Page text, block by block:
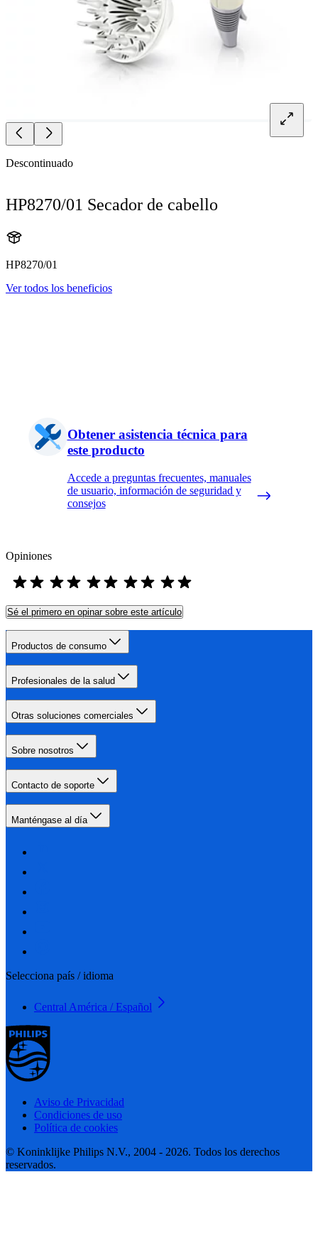
Descontinuado
HP8270/01 Secador de cabello
HP8270/01
Ver todos los beneficios
Obtener asistencia técnica para
este producto
Accede a preguntas frecuentes, manuales
de usuario, información de seguridad y
consejos
Opiniones
Sé el primero en opinar sobre este artículo
Productos de consumo
Profesionales de la salud
Otras soluciones comerciales
Sobre nosotros
Contacto de soporte
Manténgase al día
Selecciona país / idioma
Central América / Español
Aviso de Privacidad
Condiciones de uso
Política de cookies
© Koninklijke Philips N.V., 2004 - 2026. Todos los derechos
reservados.